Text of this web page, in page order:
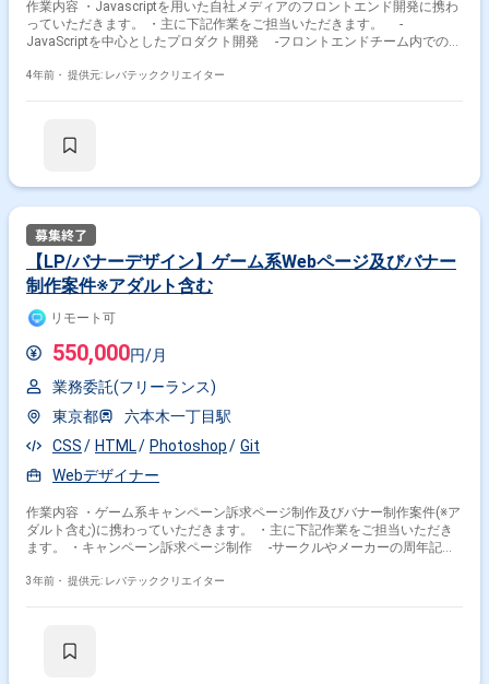
作業内容 ・Javascriptを用いた自社メディアのフロントエンド開発に携わ
っていただきます。 ・主に下記作業をご担当いただきます。 ‐
JavaScriptを中心としたプロダクト開発 ‐フロントエンドチーム内での担
実施 ‐バックエンド含むチームメンバーが開発できるようにドキュメン
4年前・ 提供元: レバテッククリエイター
【LP/バナーデザイン】ゲーム系Webページ及びバナー
制作案件※アダルト含む
リモート可
550,000円/月
業務委託(フリーランス)
東京都
六本木一丁目駅
CSS
HTML Photoshop
Git
Webデザイナー
作業内容 ・ゲーム系キャンペーン訴求ページ制作及びバナー制作案件(※ア
ダルト含む)に携わっていただきます。 ・主に下記作業をご担当いただき
ます。 ・キャンペーン訴求ページ制作 -サークルやメーカーの周年記念
ディング、リリースまで ・バナー対応 -SteamやJohrenという海外展開
3年前・ 提供元: レバテッククリエイター